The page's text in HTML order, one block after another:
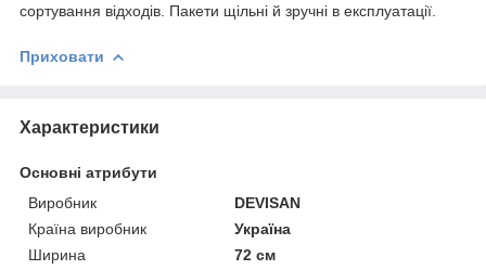
сортування відходів. Пакети щільні й зручні в експлуатації.
Приховати
Характеристики
Основні атрибути
Виробник
DEVISAN
Країна виробник
Україна
Ширина
72 см